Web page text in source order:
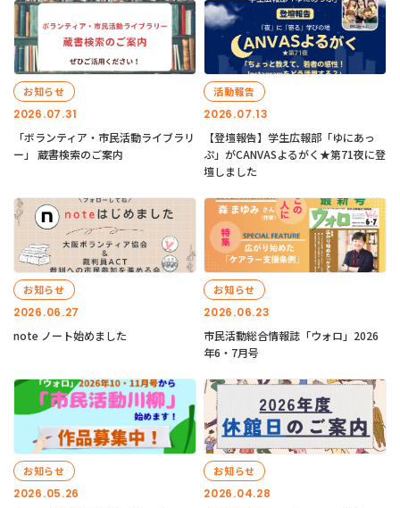
2026.07.31
お知らせ
「ボランティア・市民活動ライブラリ
ー」 蔵書検索のご案内
2026.07.13
活動報告
【登壇報告】学生広報部「ゆにあっ
ぷ」がCANVASよるがく★第71夜に登
壇しました
2026.06.27
お知らせ
note ノート始めました
2026.06.23
お知らせ
市民活動総合情報誌「ウォロ」2026
年6・7月号
2026.05.26
お知らせ
2026.04.28
お知らせ